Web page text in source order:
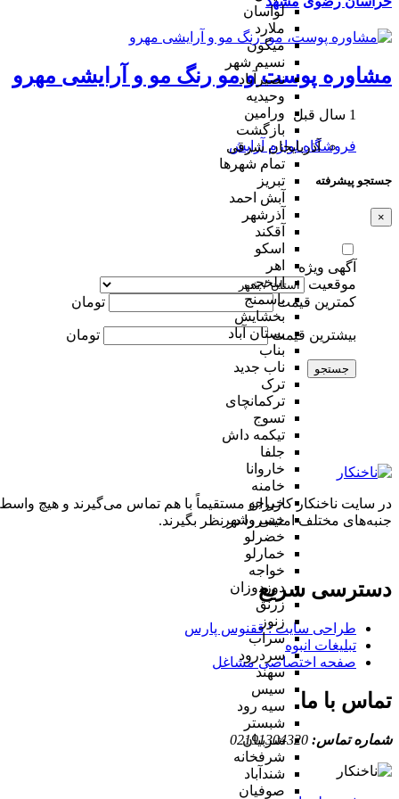
لواسان
ملارد
میگون
نسیم شهر
نصیرآباد
وحیدیه
ورامین
بازگشت
آذربایجان شرقی
تمام شهر‌ها
تبریز
آبش احمد
آذرشهر
آقکند
اسکو
اهر
ایلخچی
باسمنج
بخشایش
بستان آباد
بناب
ناب جدید
ترک
ترکمانچای
تسوج
تیکمه داش
جلفا
خاروانا
خامنه
خراجو
خسروشهر
خضرلو
خمارلو
خواجه
دوزدوزان
زرنق
زنوز
سراب
سردرود
سهند
سیس
سیه رود
شبستر
شربیان
شرفخانه
شندآباد
صوفیان
مشاوره پوست و مو رنگ مو و آرایشی مهرو
1 سال قبل
فروشگاه لوازم آرایش
جستجو پیشرفته
×
آگهی ویژه
موقعیت
کمترین قیمت
تومان
بیشترین قیمت تومان
جستجو
در سایت ناخنکار کاربران مستقیماً با هم تماس می‌گیرند و هیچ
جنبه‌های مختلف امنیتی را در نظر بگیرند.
دسترسی سریع
طراحی سایت :‌ ققنوس پارس
تبلیغات انبوه
صفحه اختصاصی مشاغل
تماس با ما
شماره تماس: 02191304320